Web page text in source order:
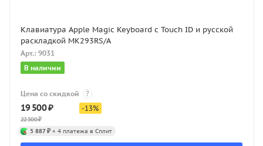
Клавиатура Apple Magic Keyboard с Touch ID и русской
раскладкой MK293RS/A
Арт.: 9031
В наличии
Цена со скидкой ?
19 500₽
22 500₽
-13%
5 887 ₽ × 4 платежа в Сплит